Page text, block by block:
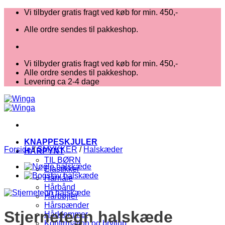
Fortsæt
indhold
Vi tilbyder gratis fragt ved køb for min. 450,-
Alle ordre sendes til pakkeshop.
Vi tilbyder gratis fragt ved køb for min. 450,-
Alle ordre sendes til pakkeshop.
Levering ca 2-4 dage
KNAPPESKJULER
HÅRPYNT
TIL BØRN
Elastikker
Hårnåle
Hårbånd
Hårbøjler
Hårspænder
Hårklemmer
Konfirmation og bryllup
Forside / SMYKKER / Halskæder
Stjernetegn halskæde